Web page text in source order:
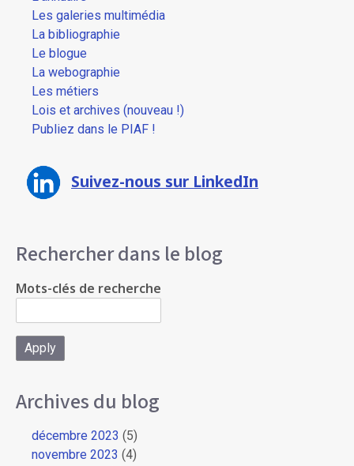
Les galeries multimédia
La bibliographie
Le blogue
La webographie
Les métiers
Lois et archives (nouveau !)
Publiez dans le PIAF !
Suivez-nous sur LinkedIn
Rechercher dans le blog
Mots-clés de recherche
Archives du blog
décembre 2023 (5)
novembre 2023 (4)